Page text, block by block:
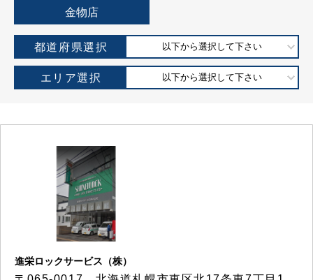
金物店
都道府県選択 以下から選択して下さい
エリア選択 以下から選択して下さい
進栄ロックサービス（株）